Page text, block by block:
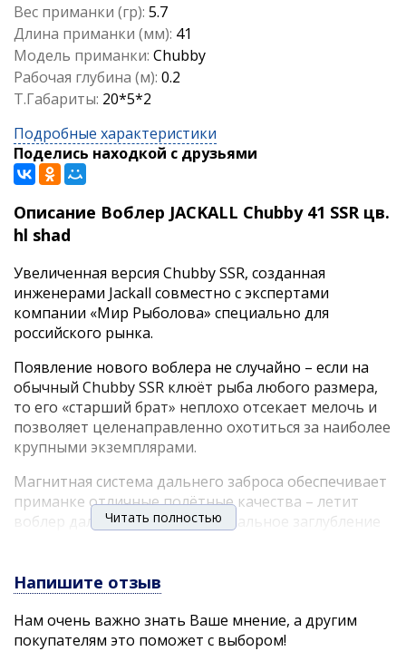
Вес приманки (гр): 5.7
Длина приманки (мм): 41
Модель приманки: Chubby
Рабочая глубина (м): 0.2
Т.Габариты: 20*5*2
Подробные характеристики
Поделись находкой с друзьями
Описание Воблер JACKALL Chubby 41 SSR цв.
hl shad
Увеличенная версия Chubby SSR, созданная
инженерами Jackall совместно с экспертами
компании «Мир Рыболова» специально для
российского рынка.
Появление нового воблера не случайно – если на
обычный Chubby SSR клюёт рыба любого размера,
то его «старший брат» неплохо отсекает мелочь и
позволяет целенаправленно охотиться за наиболее
крупными экземплярами.
Магнитная система дальнего заброса обеспечивает
приманке отличные полётные качества – летит
воблер далеко и точно. Минимальное заглубление
время года. И, что не менее важно, работать
воблер будет даже на самой сильной струе.
При разработке мы учли и размер рыбы, которую
будут ловить на новый воблер. Надёжные тройники
Читать полностью
Напишите отзыв
Нам очень важно знать Ваше мнение, а другим
покупателям это поможет с выбором!